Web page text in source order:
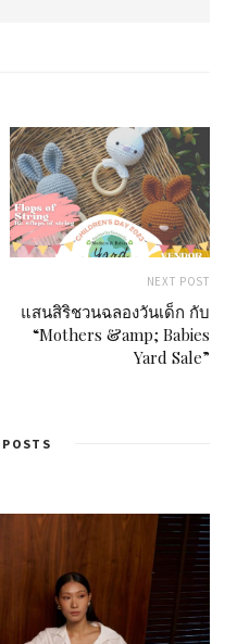
NEXT POST
แสนสิริชวนฉลองวันเด็ก กับ
“Mothers &amp; Babies
Yard Sale”
POSTS